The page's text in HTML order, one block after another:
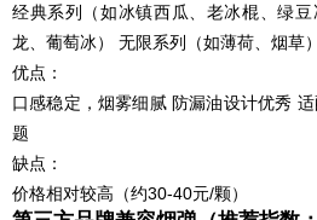
经典系列（如冰镇西瓜、老冰棍、绿
龙、葡萄冰） 无限系列（如薄荷、烟草）
优点：
口感稳定，烟雾细腻 防漏油设计优秀
题
缺点：
价格相对较高（约30-40元/颗）